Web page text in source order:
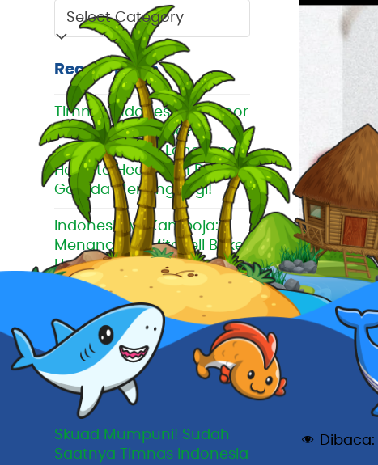
Dibaca:
Categories
Recent Posts
Timnas Indonesia vs Timor
Leste Jam Berapa?
Jadwal, Siaran Langsung,
Head to Head, dan Prediksi
Garuda Menang Lagi!
Indonesia vs Kamboja:
Menang 5-1! Mitchell Baker
Hattrick, Herdman Kecewa
dan Klasemen Terbaru AFF
Indonesia vs Kamboja
Malam Ini! Garuda Wajib
Menang, Begini Prediksi
Skor dan Susunan Pemain
Skuad Mumpuni! Sudah
Saatnya Timnas Indonesia